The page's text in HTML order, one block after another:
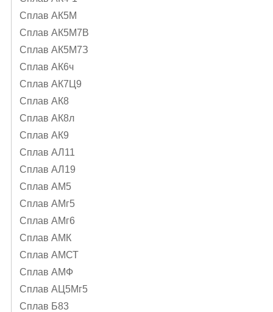
Сплав АК5М
Сплав АК5М7В
Сплав АК5М7З
Сплав АК6ч
Сплав АК7Ц9
Сплав АК8
Сплав АК8л
Сплав АК9
Сплав АЛ11
Сплав АЛ19
Сплав АМ5
Сплав АМг5
Сплав АМг6
Сплав АМК
Сплав АМСТ
Сплав АМФ
Сплав АЦ5Мг5
Сплав Б83